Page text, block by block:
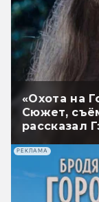
«Охота на
Сюжет,
рассказал
РЕКЛАМА